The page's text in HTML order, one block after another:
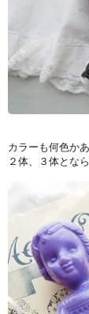
カラーも何色か
２体、３体とな